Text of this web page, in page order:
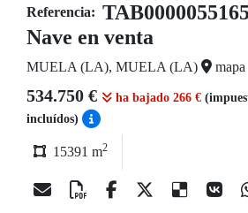
Referencia: TAB0000055165
Nave en venta
MUELA (LA), MUELA (LA) mapa
534.750 € ha bajado 266 €
incluídos)
15391 m2